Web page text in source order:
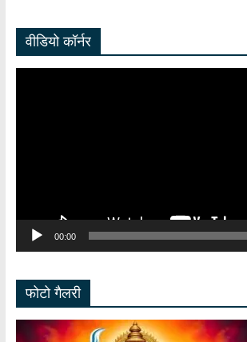
वीडियो कॉर्नर
00:00
फोटो गैलरी